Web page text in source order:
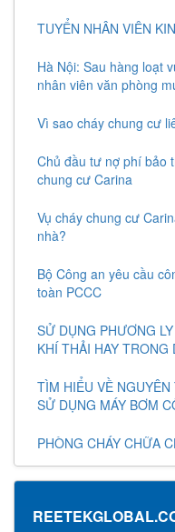
TUYỂN NHÂN VIÊN
Hà Nội: Sau hàng loạt
nhân viên văn phòng
Vì sao cháy chung cư
Chủ đầu tư nợ phí bảo
chung cư Carina
Vụ cháy chung cư
nhà?
Bộ Công an yêu cầu
toàn PCCC
SỬ DỤNG PHƯƠNG
KHÍ THẢI HAY TRONG
TÌM HIỂU VỀ
SỬ DỤNG MÁY BƠM
PHÒNG CHÁY CHỮA